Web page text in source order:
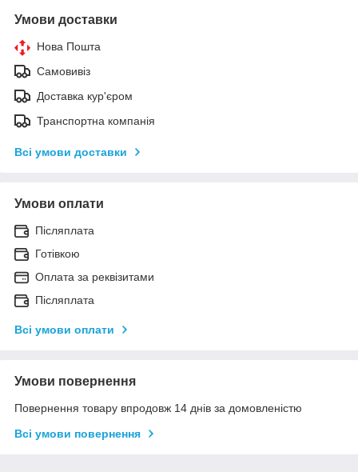
Умови доставки
Нова Пошта
Самовивіз
Доставка кур'єром
Транспортна компанія
Всі умови доставки
Умови оплати
Післяплата
Готівкою
Оплата за реквізитами
Післяплата
Всі умови оплати
Умови повернення
Повернення товару впродовж 14 днів за домовленістю
Всі умови повернення